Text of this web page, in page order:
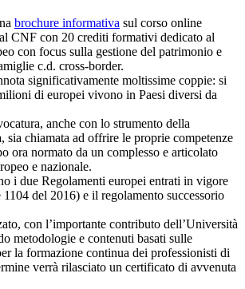
brochure informativa sul corso online
CNF con 20 crediti formativi dedicato al
con focus sulla gestione del patrimonio e
c.d. cross-border.
significativamente moltissime coppie: si
di europei vivono in Paesi diversi da
anche con lo strumento della
sia chiamata ad offrire le proprie competenze
ora normato da un complesso e articolato
e nazionale.
i due Regolamenti europei entrati in vigore
del 2016) e il regolamento successorio
con l’importante contributo dell’Università
metodologie e contenuti basati sulle
la formazione continua dei professionisti di
verrà rilasciato un certificato di avvenuta